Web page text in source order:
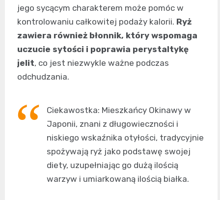
jego sycącym charakterem może pomóc w
kontrolowaniu całkowitej podaży kalorii. Ryż
zawiera również błonnik, który wspomaga
uczucie sytości i poprawia perystaltykę
jelit, co jest niezwykle ważne podczas
odchudzania.
Ciekawostka: Mieszkańcy Okinawy w
Japonii, znani z długowieczności i
niskiego wskaźnika otyłości, tradycyjnie
spożywają ryż jako podstawę swojej
diety, uzupełniając go dużą ilością
warzyw i umiarkowaną ilością białka.